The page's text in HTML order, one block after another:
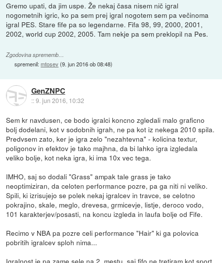
Gremo upati, da jim uspe. Že nekaj časa nisem nič igral
nogometnih igric, ko pa sem prej igral nogotem sem pa večinoma
igral PES. Stare fife pa so legendarne. Fifa 98, 99, 2000, 2001,
2002, world cup 2002, 2005. Tam nekje pa sem preklopil na Pes.
Zgodovina sprememb…
spremenil:mtosev(9. jun 2016 ob 08:48)
GenZNPC
::9. jun 2016, 10:32
Sem kr navdusen, ce bodo igralci koncno zgledali malo graficno
bolj dodelani, kot v sodobnih igrah, ne pa kot iz nekega 2010 spila.
Predvsem zato, ker je igra zelo "nezahtevna" - kolicina textur,
poligonov in efektov je tako majhna, da bi lahko igra izgledala
veliko bolje, kot neka igra, ki ima 10x vec tega.
IMHO, saj so dodali "Grass" ampak tale grass je tako
neoptimiziran, da celoten performance pozre, pa ga niti ni veliko.
Spili, ki izrisujejo se polek nekaj igralcev in travce, se celotno
pokrajino, skale, meglo, drevesa, grmicevje, listje, deroco vodo,
101 karakterjev/posasti, na koncu izgleda in laufa bolje od Fife.
Recimo v NBA pa pozre celi performance "Hair" ki ga polovica
pobritih igralcev sploh nima...